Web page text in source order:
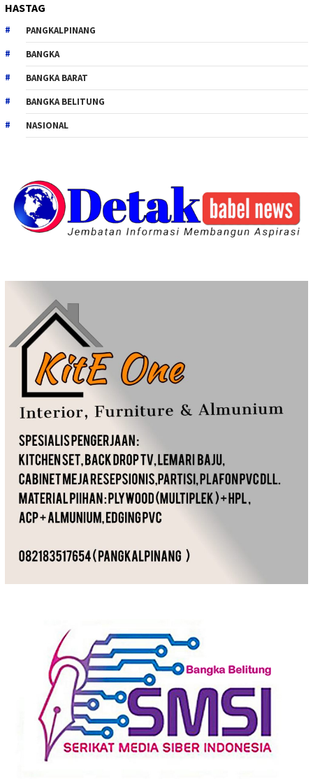
HASTAG
PANGKALPINANG
BANGKA
BANGKA BARAT
BANGKA BELITUNG
NASIONAL